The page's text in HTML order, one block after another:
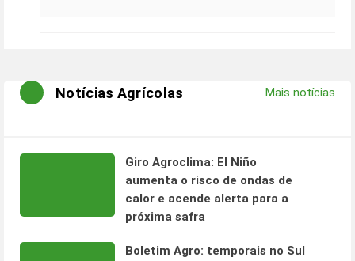
Notícias Agrícolas Mais notícias
Giro Agroclima: El Niño
aumenta o risco de ondas de
calor e acende alerta para a
próxima safra
Boletim Agro: temporais no Sul